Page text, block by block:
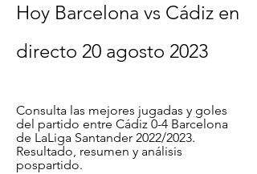
Hoy Barcelona vs Cádiz en
directo 20 agosto 2023
Consulta las mejores jugadas y goles
del partido entre Cádiz 0-4 Barcelona
de LaLiga Santander 2022/2023.
Resultado, resumen y análisis
pospartido.